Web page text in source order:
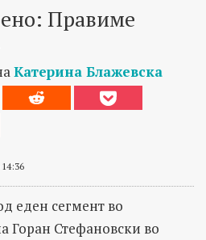
Правиме
Катерина Блажевска
eден сегмент во
Горан Стефановски во